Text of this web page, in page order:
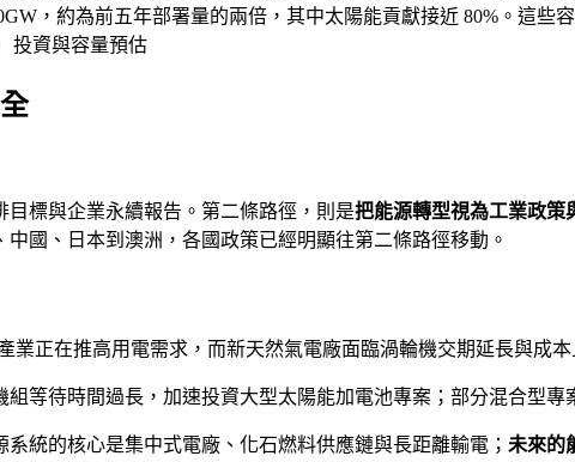
，約為前五年部署量的兩倍，其中太陽能貢獻接近 80%。這些
投資與容量預估
標與企業永續報告。第二條路徑，則是把能源轉型視為工業政策
中國、日本到澳洲，各國政策已經明顯往第二條路徑移動。
正在推高用電需求，而新天然氣電廠面臨渦輪機交期延長與成
等待時間過長，加速投資大型太陽能加電池專案；部分混合型
統的核心是集中式電廠、化石燃料供應鏈與長距離輸電； 未來的